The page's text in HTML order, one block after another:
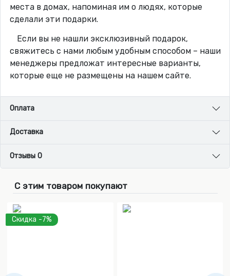
места в домах, напоминая им о людях, которые
сделали эти подарки.
Если вы не нашли эксклюзивный подарок,
свяжитесь с нами любым удобным способом – наши
менеджеры предложат интересные варианты,
которые еще не размещены на нашем сайте.
Оплата
Доставка
Отзывы 0
С этим товаром покупают
Скидка -7%